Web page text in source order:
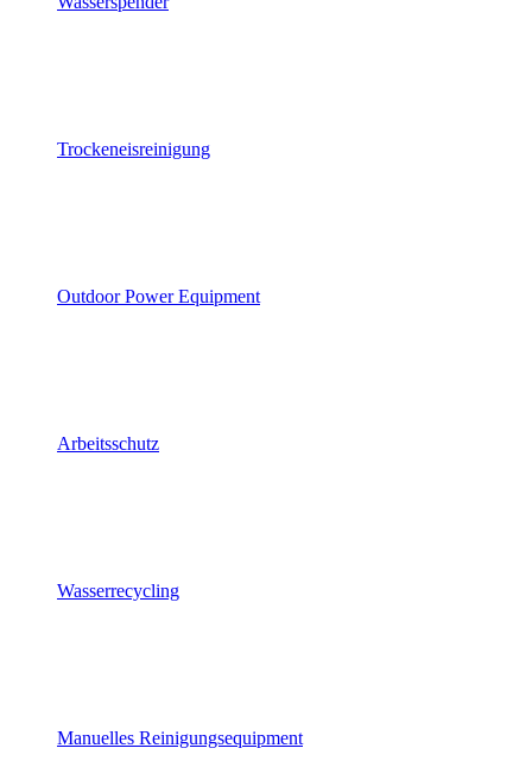
Trockeneisreinigung
Outdoor Power Equipment
Arbeitsschutz
Wasserrecycling
Manuelles Reinigungsequipment